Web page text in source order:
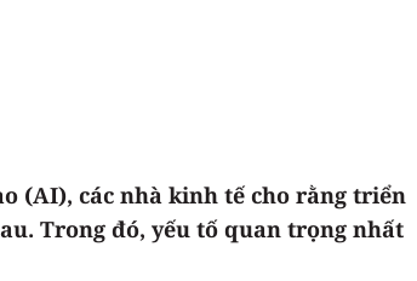
(AI), các nhà kinh tế cho rằng triển
Trong đó, yếu tố quan trọng nhất